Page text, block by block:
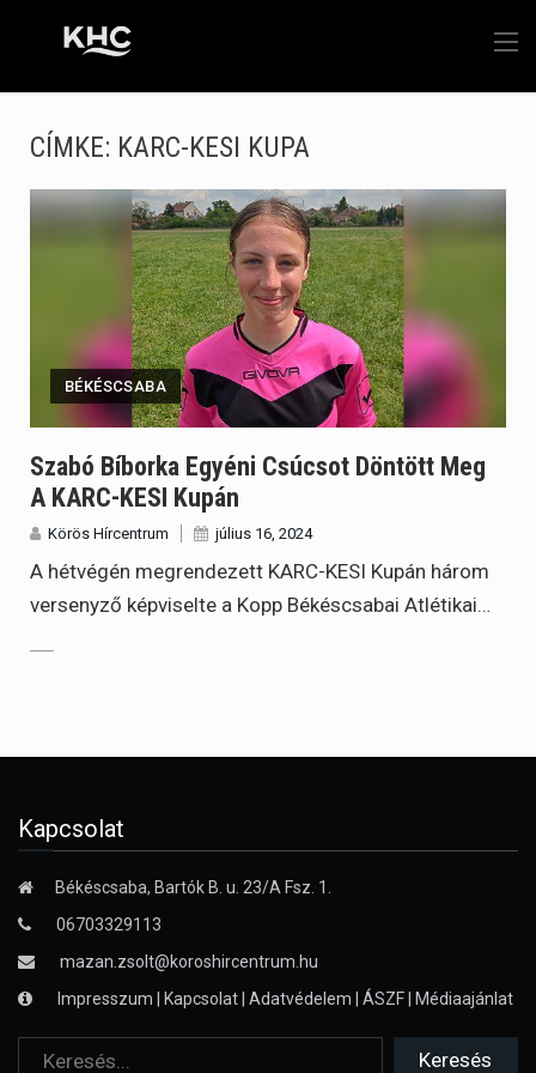
CÍMKE: KARC-KESI KUPA
BÉKÉSCSABA
Szabó Bíborka Egyéni Csúcsot Döntött Meg
A KARC-KESI Kupán
Körös Hírcentrum július 16, 2024
A hétvégén megrendezett KARC-KESI Kupán három
versenyző képviselte a Kopp Békéscsabai Atlétikai…
Kapcsolat
Békéscsaba, Bartók B. u. 23/A Fsz. 1.
06703329113
mazan.zsolt@koroshircentrum.hu
Impresszum
Kapcsolat Adatvédelem ÁSZF Médiaajánlat